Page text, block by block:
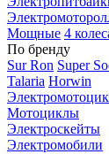
Мощные 4
По бренду
Sur Ron Super
Talaria Horwin
Мотоциклы
Электроскейты
Электромобили